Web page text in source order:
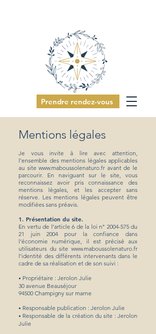
Prendre rendez-vous
Mentions légales
Je vous invite à lire avec attention,
l’ensemble des mentions légales applicables
au sitewww.maboussolenaturo.fr avant de le
parcourir. En naviguant sur le site, vous
reconnaissez avoir pris connaissance des
mentions légales, et les accepter sans
réserve. Les mentions légales peuvent être
modifiées sans préavis.
1. Présentation du site.
En vertu de l’article 6 de la loi n° 2004-575du
21 juin 2004 pour la confiance dans
l’économie numérique, il est précisé aux
utilisateurs du site www.maboussolenaturo.fr
l’identité des différents intervenants dans le
cadre de sa réalisation et de son suivi : ​
• Propriétaire : Jerolon Julie
30 avenue Beauséjour
94500 Champigny sur marne ​
• Responsable publication : Jerolon Julie
• Responsable de la création du site : Jerolon
Julie